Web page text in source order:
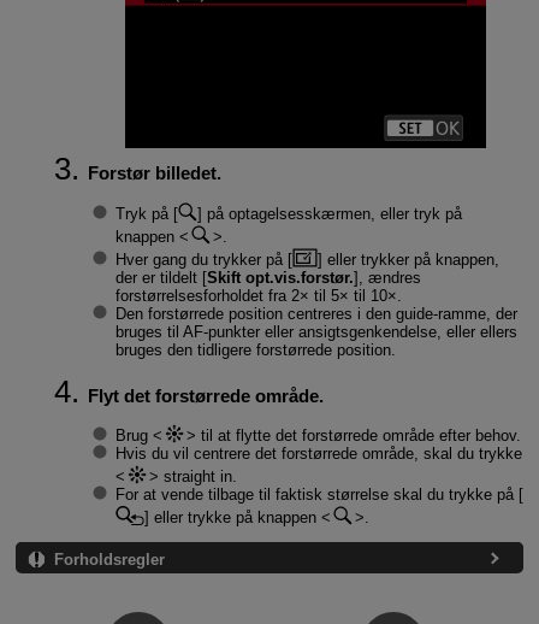
Forstør billedet.
Tryk på [
] på optagelsesskærmen, eller tryk på
knappen
Hver gang du trykker på [
] eller trykker på knappen,
der er tildelt [Skift opt.vis.forstør.], ændres
forstørrelsesforholdet fra 2× til 5× til 10×.
Den forstørrede position centreres i den guide-ramme, der
bruges til AF-punkter eller ansigtsgenkendelse, eller ellers
bruges den tidligere forstørrede position.
Flyt det forstørrede område.
Brug
til at flytte det forstørrede område efter behov.
Hvis du vil centrere det forstørrede område, skal du trykke
straight in.
For at vende tilbage til faktisk størrelse skal du trykke på [
] eller trykke på knappen
.
Forholdsregler